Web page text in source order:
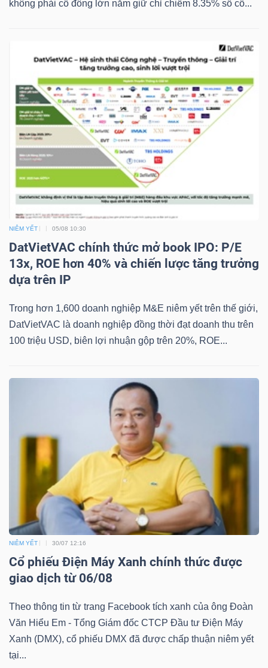
không phải cổ đông lớn nắm giữ chỉ chiếm 8.35% số cổ...
NIÊM YẾT 05/08 10:30
DatVietVAC chính thức mở book IPO: P/E
13x, ROE hơn 40% và chiến lược tăng trưởng
dựa trên IP
Trong hơn 1,600 doanh nghiệp M&E niêm yết trên thế giới,
DatVietVAC là doanh nghiệp đồng thời đạt doanh thu trên
100 triệu USD, biên lợi nhuận gộp trên 20%, ROE...
NIÊM YẾT 30/07 12:16
Cổ phiếu Điện Máy Xanh chính thức được
giao dịch từ 06/08
Theo thông tin từ trang Facebook tích xanh của ông Đoàn
Văn Hiểu Em - Tổng Giám đốc CTCP Đầu tư Điện Máy
Xanh (DMX), cổ phiếu DMX đã được chấp thuận niêm yết
tại...
YẾU
TIÊU
DÙNG
THIẾT
YẾU
CHĂM
SÓC
KHỎE
TÀI
CHÍNH
NGHỆ
DỊCH
VỤ
TRUYỀN